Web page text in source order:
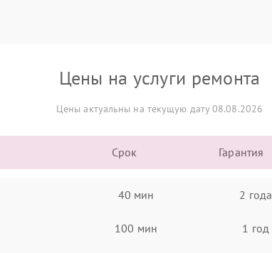
Цены на услуги ремонта
Цены актуальны на текущую дату 08.08.2026
Срок Гарантия
40 мин 2 года
100 мин 1 год